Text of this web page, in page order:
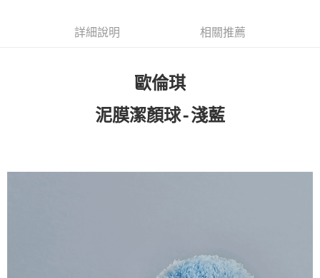
【關於「AFTEE先享後付」】
１．簡單：不需註冊會員、不需綁卡、不需儲值。
２．便利：只要手機號碼，簡訊認證，即可結帳。
３．安心：先確認商品／服務後，再付款。
是否繳費成功／繳費後需取消欲退款等相關疑問，請聯繫「AFTEE先享後付
https://netprotections.freshdesk.com/support/home
萊爾富 取貨付款
詳細說明 相關推薦
歐倫琪
泥膜潔顏球-淺藍